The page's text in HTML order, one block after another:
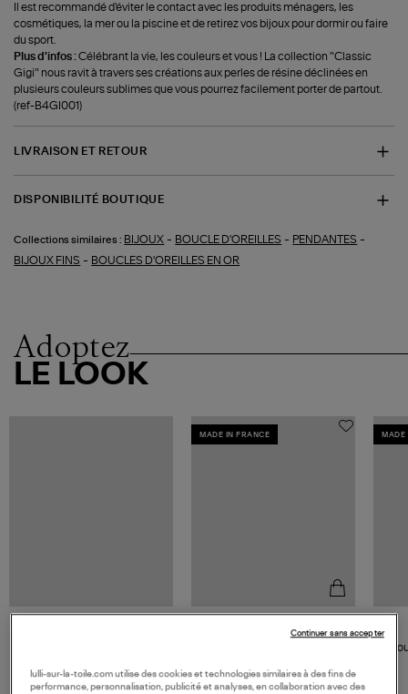
Il est recommandé d'éviter le contact avec les produits ménagers, les
cosmétiques, la mer ou la piscine et de retirez vos bijoux pour dormir ou faire
du sport.
Plus d'infos :Célébrant la vie, les couleurs et vous ! La collection "Classic
Gigi" nous ravit à travers ses créations aux perles de résine déclinées en
plusieurs couleurs sublimes que vous pourrez facilement porter de partout.
(ref-B4GI001)
LIVRAISON ET RETOUR
DISPONIBILITÉ BOUTIQUE
Collections similaires : BIJOUX - BOUCLE D'OREILLES - PENDANTES -
BIJOUX FINS - BOUCLES D'OREILLES EN OR
Adoptez
LE LOOK
MADE IN FRANCE
255,00 €
GIGI CLOZEAU
MADE
lulli-sur-la-toile.com utilise des cookies et technologies similaires à des fins de
performance, personnalisation, publicité et analyses, en collaboration avec des
Continuer sans accepter